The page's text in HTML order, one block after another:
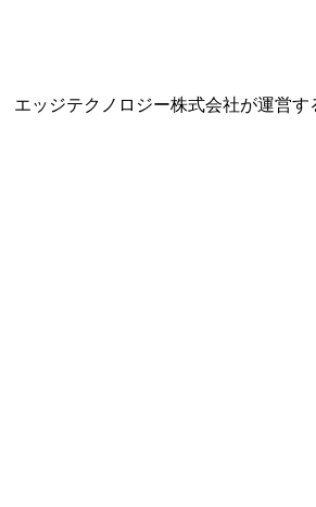
エッジテクノロジー株式会社が運営